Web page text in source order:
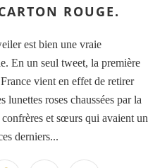
ROUGE.
est bien une vraie
En un seul tweet, la première
vient en effet de retirer
lunettes roses chaussées par la
confrères et sœurs qui avaient un
derniers...